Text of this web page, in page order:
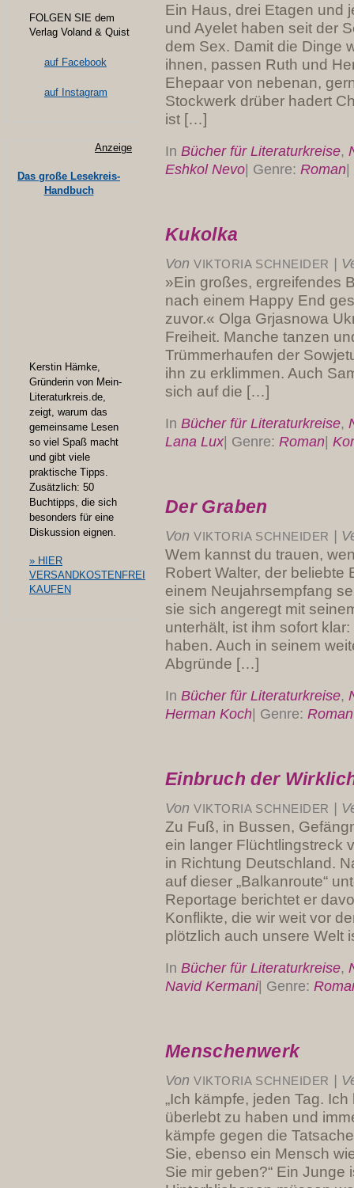
Ein Haus, drei Etagen und
und Ayelet haben seit der
dem Sex. Damit die Dinge
ihnen, passen Ruth und
Ehepaar von nebenan,
Stockwerk drüber hadert
ist […]
In Bücher für Literaturkreise,
Eshkol Nevo Genre: Roman
Kukolka
Von VIKTORIA SCHNEIDER
»Ein großes, ergreifendes
nach einem Happy End
zuvor.« Olga Grjasnowa
Freiheit. Manche tanzen
Trümmerhaufen der
ihn zu erklimmen. Auch
sich auf die […]
In Bücher für Literaturkreise,
Lana Lux| Genre: Roman
Der Graben
Von VIKTORIA SCHNEIDER
Wem kannst du trauen,
Robert Walter, der beliebte
einem Neujahrsempfang
sie sich angeregt mit
unterhält, ist ihm sofort
haben. Auch in seinem
Abgründe […]
In Bücher für Literaturkreise,
Herman Koch Genre: Roman
Einbruch der
Von VIKTORIA SCHNEIDER
Zu Fuß, in Bussen,
ein langer Flüchtlingstreck
in Richtung Deutschland.
auf dieser „Balkanroute“
Reportage berichtet er
Konflikte, die wir weit vor
plötzlich auch unsere Welt
In Bücher für Literaturkreise,
Navid Kermani| Genre:
Menschenwerk
Von VIKTORIA SCHNEIDER
„Ich kämpfe, jeden Tag.
überlebt zu haben und
kämpfe gegen die
Sie, ebenso ein Mensch
Sie mir geben?“ Ein Junge
FOLGEN SIE dem
Verlag Voland & Quist
auf Facebook
auf Instagram
Anzeige
Das große Lesekreis-
Handbuch
Kerstin Hämke,
Gründerin von Mein-
Literaturkreis.de,
zeigt, warum das
gemeinsame Lesen
so viel Spaß macht
und gibt viele
praktische Tipps.
Zusätzlich: 50
Buchtipps, die sich
besonders für eine
Diskussion eignen.
» HIER
VERSANDKOSTENFREI
KAUFEN